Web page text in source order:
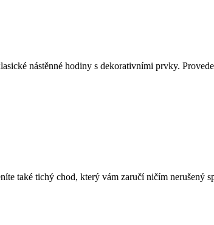
nástěnné hodiny s dekorativními prvky.
také tichý chod, který vám zaručí ničím nerušený